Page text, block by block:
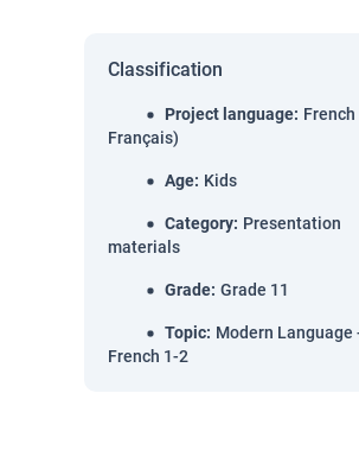
Classification
Project language: French
Français)
Age: Kids
Category: Presentation
materials
Grade: Grade 11
Topic: Modern Language
French 1-2